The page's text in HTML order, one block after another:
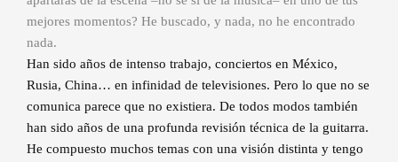
mejores momentos? He buscado, y nada, no he encontrado
nada.
Han sido años de intenso trabajo, conciertos en México,
Rusia, China… en infinidad de televisiones. Pero lo que no se
comunica parece que no existiera. De todos modos también
han sido años de una profunda revisión técnica de la guitarra.
He compuesto muchos temas con una visión distinta y tengo